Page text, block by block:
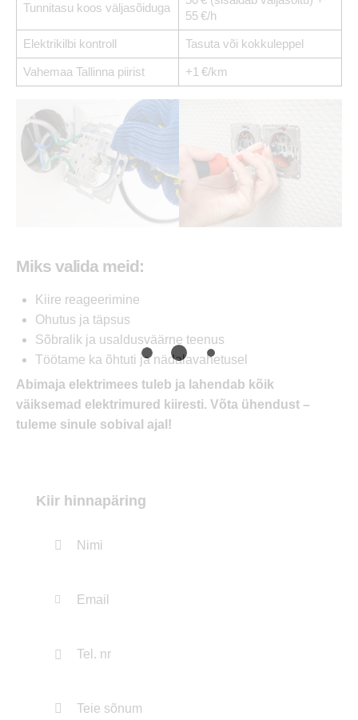
Tunnitasu koos väljasõiduga
55 €/h
Elektrikilbi kontroll Tasuta või kokkuleppel
Vahemaa Tallinna piirist +1 €/km
Miks valida meid:
Kiire reageerimine
Ohutus ja täpsus
Sõbralik ja usaldusväärne teenus
Töötame ka õhtuti ja nädalavahetusel
Abimaja elektrimees tuleb ja lahendab kõik
väiksemad elektrimured kiiresti. Võta ühendust –
tuleme sinule sobival ajal!
Kiir hinnapäring